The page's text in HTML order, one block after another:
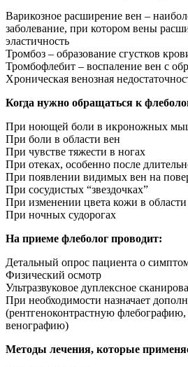
Варикозное расширение вен –
заболевание, при котором вены
эластичность
Тромбоз – образование сгустков
Тромбофлебит – воспаление вен с
Хроническая венозная
Когда нужно обращаться к
При ноющей боли в икроножных
При боли в области вен
При чувстве тяжести в ногах
При отеках, особенно после
При появлении видимых вен на
При сосудистых “звездочках”
При изменении цвета кожи в области
При ночных судорогах
На приеме флеболог проводит:
Детальный опрос пациента о
Физический осмотр
Ультразвуковое дуплексное
При необходимости назначает
(рентгеноконтрастную
венографию)
Методы лечения, которые